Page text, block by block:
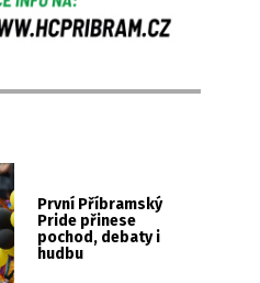
První Příbramský
Pride přinese
pochod, debaty i
hudbu